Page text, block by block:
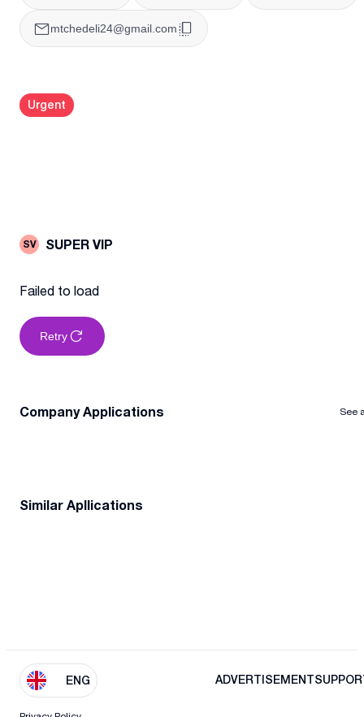
mtchedeli24@gmail.com
Urgent
SV SUPER VIP
Failed to load
Retry
Company Applications See
Similar Apllications
ENG ADVERTISEMENT